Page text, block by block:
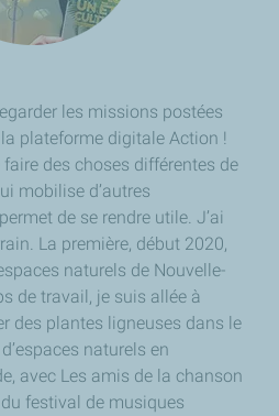
les missions postées
plateforme digitale Action !
faire des choses différentes de
mobilise d’autres
de se rendre utile. J’ai
La première, début 2020,
naturels de Nouvelle-
de travail, je suis allée à
des plantes ligneuses dans le
naturels en
avec Les amis de la chanson
festival de musiques